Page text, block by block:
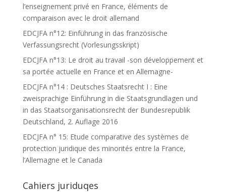
l’enseignement privé en France, éléments de
comparaison avec le droit allemand
EDCJFA n°12: Einführung in das französische
Verfassungsrecht (Vorlesungsskript)
EDCJFA n°13: Le droit au travail -son développement et
sa portée actuelle en France et en Allemagne-
EDCJFA n°14 : Deutsches Staatsrecht I : Eine
zweisprachige Einführung in die Staatsgrundlagen und
in das Staatsorganisationsrecht der Bundesrepublik
Deutschland, 2. Auflage 2016
EDCJFA n° 15: Etude comparative des systèmes de
protection juridique des minorités entre la France,
l’Allemagne et le Canada
Cahiers juriduqes